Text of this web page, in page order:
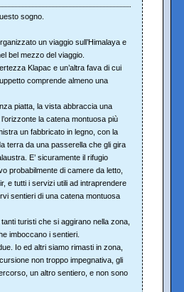
sogno.
un viaggio sull’Himalaya e
bel mezzo del viaggio.
Klapac e un’altra fava di cui
comprende almeno una
piatta, la vista abbraccia una
la catena montuosa più
un fabbricato in legno, con la
terra da una passerella che gli gira
E’ sicuramente il rifugio
probabilmente di camere da letto,
e tutti i servizi utili ad intraprendere
sentieri di una catena montuosa
turisti che si aggirano nella zona,
imboccano i sentieri.
Io ed altri siamo rimasti in zona,
non troppo impegnativa, gli
un altro sentiero, e non sono